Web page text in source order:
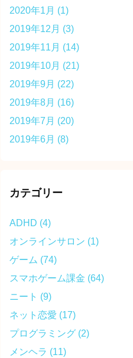
2020年1月 (1)
2019年12月 (3)
2019年11月 (14)
2019年10月 (21)
2019年9月 (22)
2019年8月 (16)
2019年7月 (20)
2019年6月 (8)
カテゴリー
ADHD (4)
オンラインサロン (1)
ゲーム (74)
スマホゲーム課金 (64)
ニート (9)
ネット恋愛 (17)
プログラミング (2)
メンヘラ (11)